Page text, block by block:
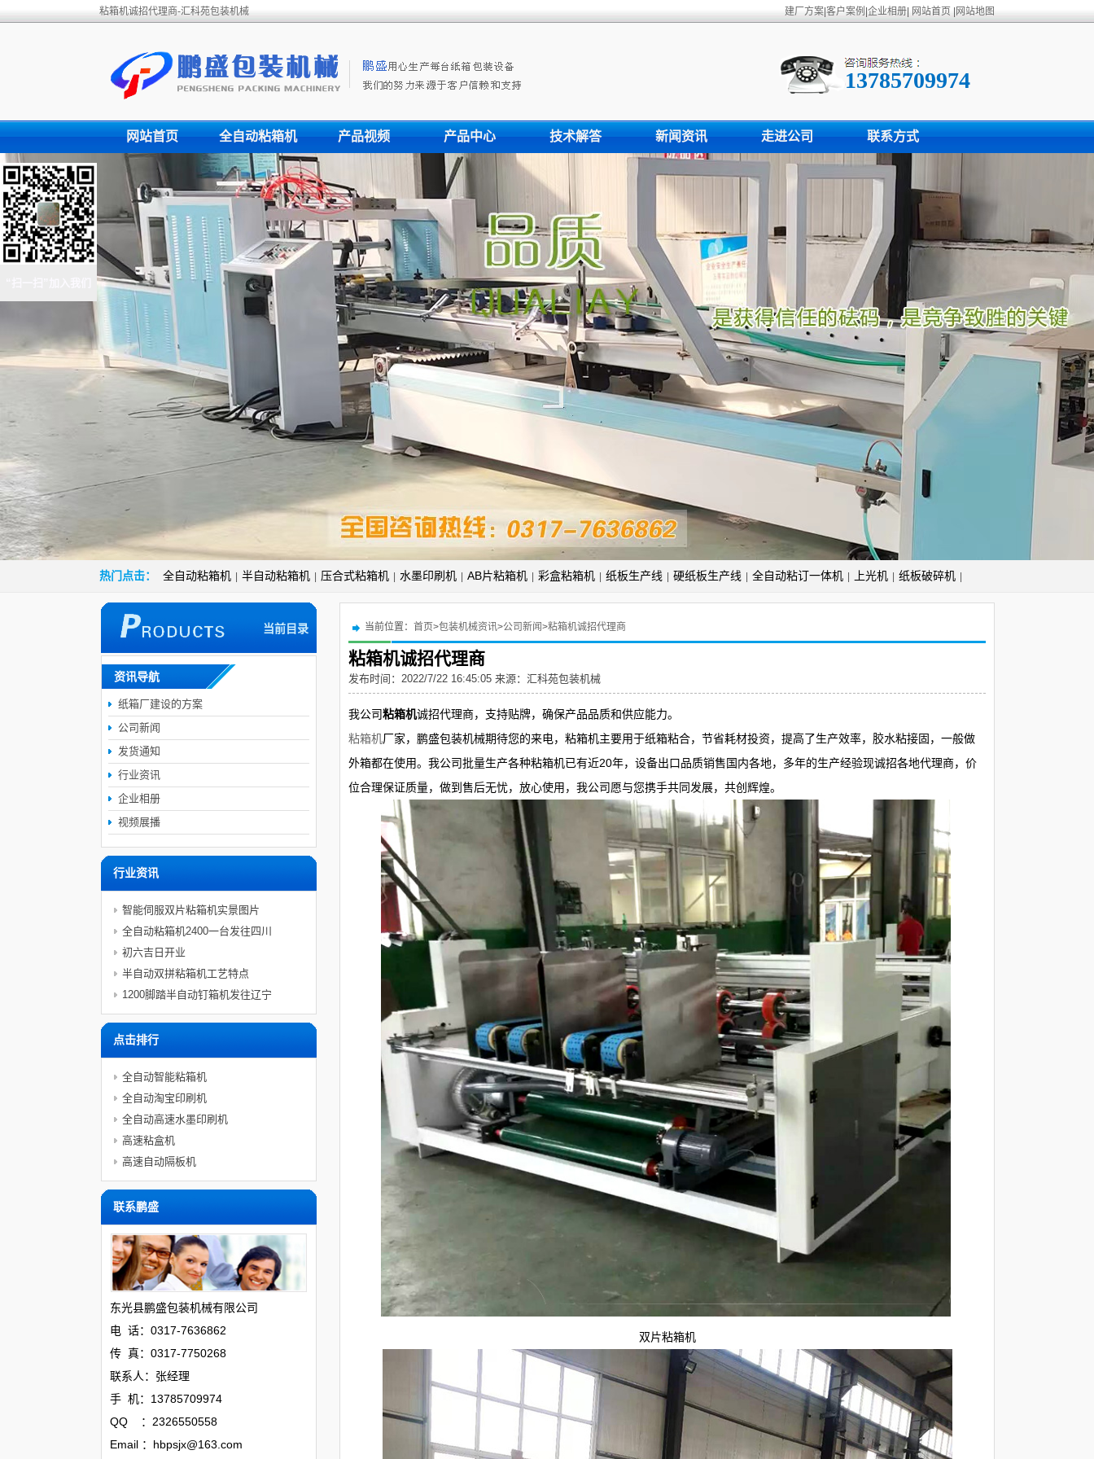
粘箱机诚招代理商-汇科苑包装机械 建厂方案 客户案例 企业相册 网站首页 网站地图
13785709974
网站首页 全自动粘箱机 产品视频 产品中心 技术解答 新闻资讯 走进公司 联系方式
热门点击： 全自动粘箱机 半自动粘箱机 压合式粘箱机 水墨印刷机 AB片粘箱机 彩盒粘箱机 纸板生产线 硬纸板生产线 全自动粘订一体机 上光机 纸板破碎机
当前位置： 首页>包装机械资讯>公司新闻>粘箱机诚招代理商
粘箱机诚招代理商
发布时间：2022/7/22 16:45:05 来源： 汇科苑包装机械
我公司粘箱机诚招代理商，支持贴牌，确保产品品质和供应能力。
粘箱机厂家，鹏盛包装机械期待您的来电，粘箱机主要用于纸箱粘合，节省耗材投资，提高了生产效率，胶水粘接固，一般做
外箱都在使用。我公司批量生产各种粘箱机已有近20年，设备出口品质销售国内各地，多年的生产经验现诚招各地代理商，价
位合理保证质量，做到售后无忧，放心使用，我公司愿与您携手共同发展，共创辉煌。
双片粘箱机
当前目录
资讯导航
纸箱厂建设的方案
公司新闻
发货通知
行业资讯
企业相册
视频展播
行业资讯
智能伺服双片粘箱机实景图片
全自动粘箱机2400一台发往四川
初六吉日开业
半自动双拼粘箱机工艺特点
1200脚踏半自动钉箱机发往辽宁
点击排行
全自动智能粘箱机
全自动淘宝印刷机
全自动高速水墨印刷机
高速粘盒机
高速自动隔板机
联系鹏盛
东光县鹏盛包装机械有限公司
电 话：0317-7636862
传 真：0317-7750268
联系人：张经理
手 机：13785709974
QQ ：2326550558
Email ：hbpsjx@163.com